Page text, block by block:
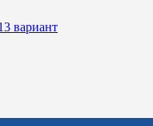
вариант